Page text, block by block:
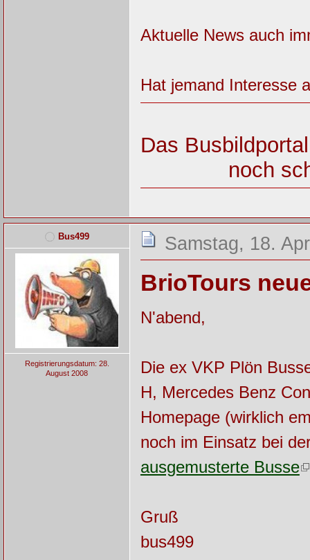
Aktuelle News auch
Hat jemand Interesse
Das
noch
Bus499
Registrierungsdatum: 28.
August 2008
Samstag, 18.
BrioTours
N'abend,
Die ex VKP Plön
H, Mercedes Benz
Homepage (wirklich
noch im Einsatz bei
ausgemusterte Busse
Gruß
bus499